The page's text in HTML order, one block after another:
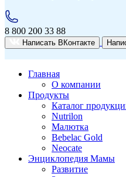
8 800 200 33 88
Написать ВКонтакте
Главная
О компании
Продукты
Каталог
Nutrilon
Малютка
Bebelac Gold
Neocate
Энциклопедия Мамы
Развитие